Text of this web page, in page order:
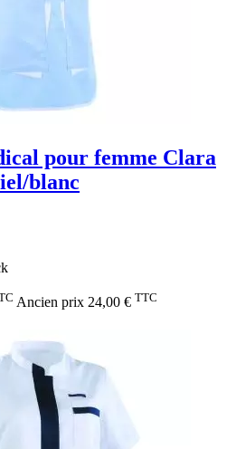
pour femme Clara
blanc
Ancien prix 24,00 € TTC